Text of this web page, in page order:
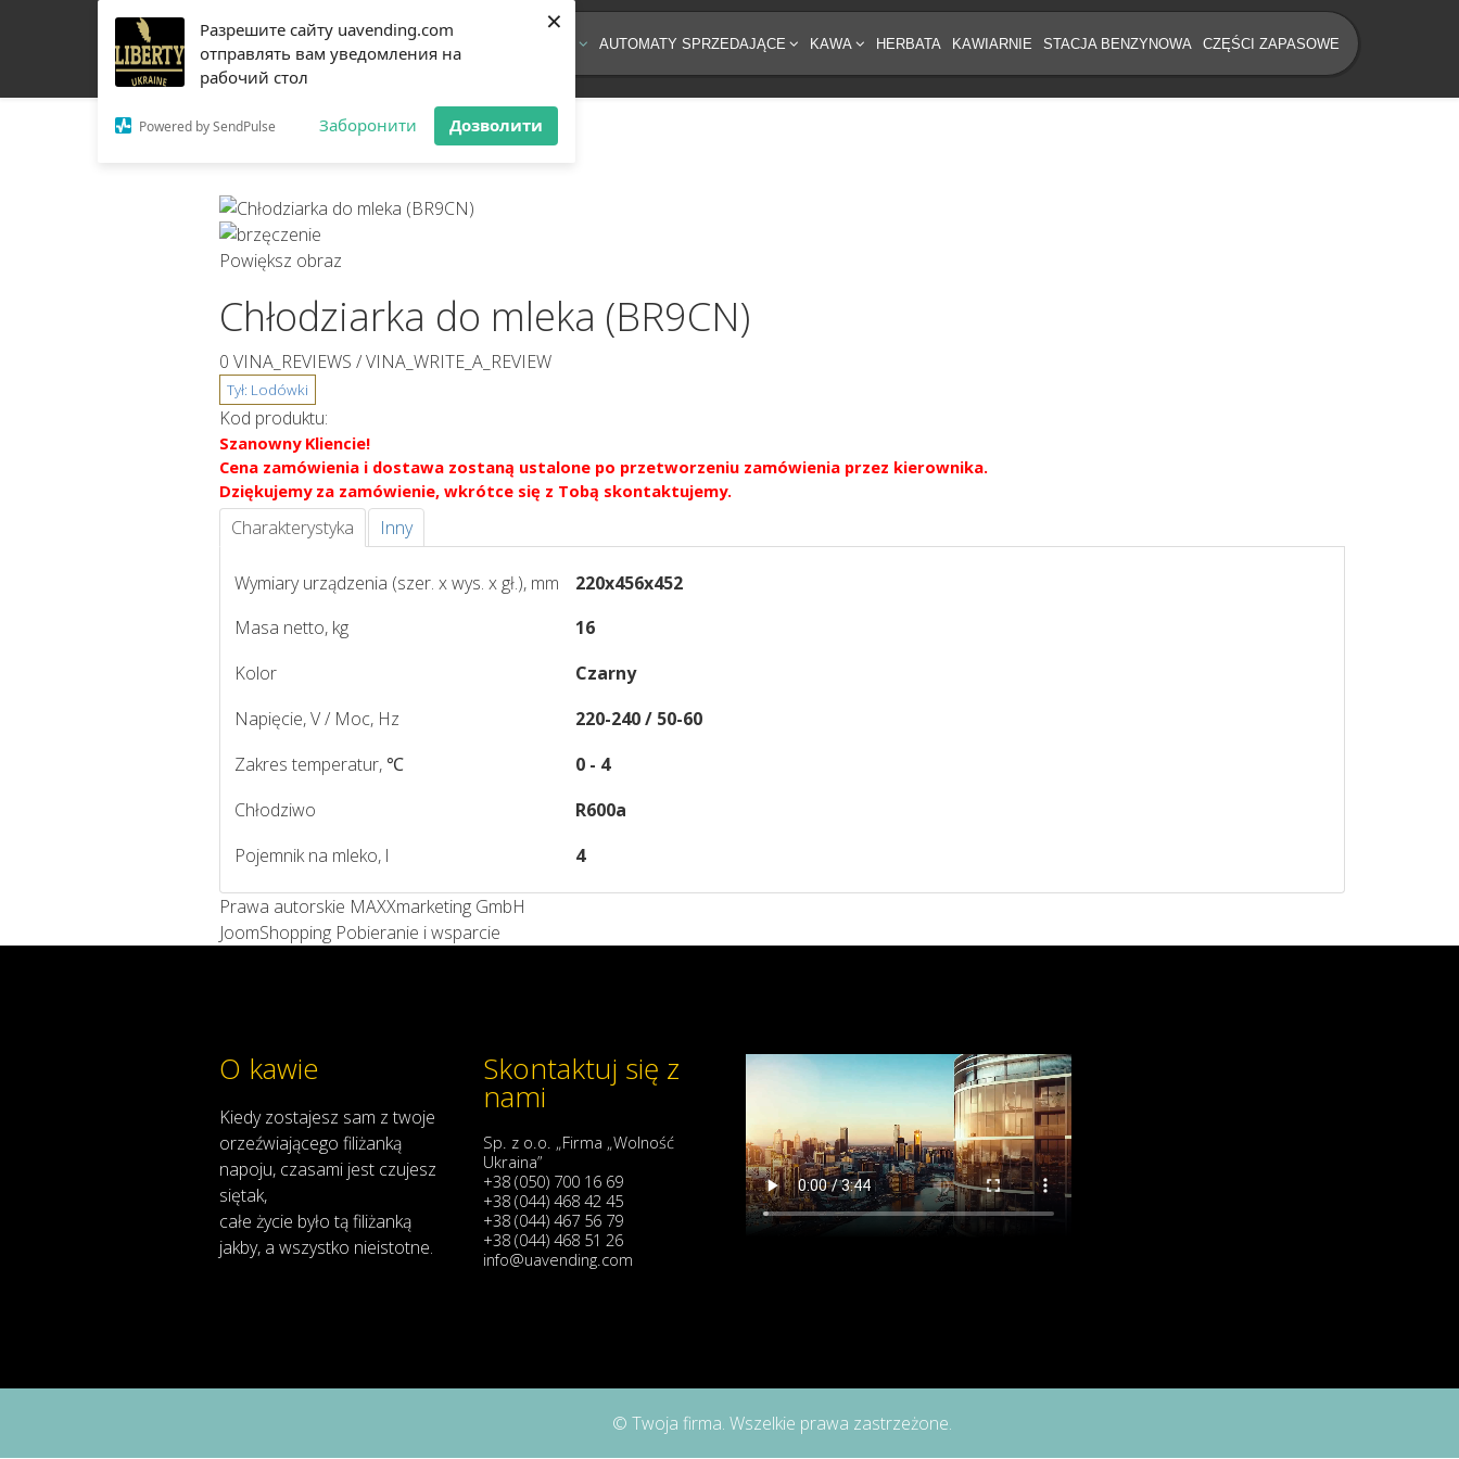
Разрешите сайту uavending.com
отправлять вам уведомления на
рабочий стол
Powered by SendPulse Заборонити Дозволити
×
JETINNO FILTROWANIE RRO AUTOMATY SPRZEDAJĄCE KAWA HERBATA KAWIARNIE STACJA BENZYNOWA CZĘŚCI ZAPASOWE
Powiększ obraz
Chłodziarka do mleka (BR9CN)
0 VINA_REVIEWS /VINA_WRITE_A_REVIEW
Kod produktu:
Szanowny Kliencie!
Cena zamówienia i dostawa zostaną ustalone po przetworzeniu zamówienia przez kierownika.
Dziękujemy za zamówienie, wkrótce się z Tobą skontaktujemy.
Charakterystyka Inny
Wymiary urządzenia (szer. x wys. x gł.), mm
220x456x452
Masa netto, kg
16
Kolor
Czarny
Napięcie, V / Moc, Hz
220-240 / 50-60
Zakres temperatur, ℃
0 - 4
Chłodziwo
R600a
Pojemnik na mleko, l
4
Prawa autorskie MAXXmarketing GmbH
JoomShopping Pobieranie i wsparcie
O kawie
Kiedy zostajesz sam z twoje
orzeźwiającego filiżanką
napoju, czasami jest czujesz
siętak,
całe życie było tąfiliżanką
jakby, a wszystko nieistotne.
Skontaktuj się z
nami
Sp. z o.o. „Firma „Wolność
Ukraina”
+38 (050) 700 16 69
+38 (044) 468 42 45
+38 (044) 467 56 79
+38 (044) 468 51 26
info@uavending.com
© Twoja firma. Wszelkie prawa zastrzeżone.